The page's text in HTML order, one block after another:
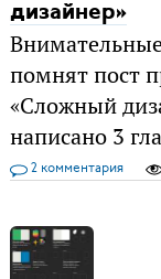
дизайнер»
помнят пост
«Сложный
написано 3
2 комментария